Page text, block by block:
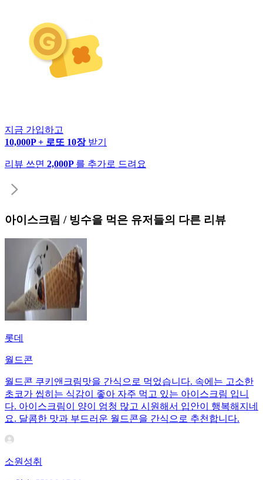
지금 가입하고
10,000P + 로또 10장 받기
리뷰 쓰면 2,000P 를 추가로 드려요
아이스크림 / 빙수을 먹은 유저들의 다른 리뷰
롯데
월드콘
월드콘 쿠키앤크림맛을 간식으로 먹었습니다. 속에는 고소한
초코가 씹히는 식감이 좋아 자주 먹고 있는 아이스크림 입니
다. 아이스크림이 양이 엄청 많고 시원해서 입안이 행복해지네
요. 달콤한 맛과 부드러운 월드콘을 간식으로 추천합니다.
소원성취